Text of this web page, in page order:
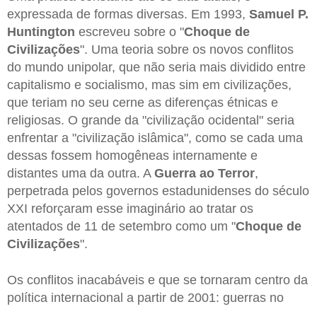
expressada de formas diversas. Em 1993, Samuel P.
Huntington escreveu sobre o "Choque de
Civilizações". Uma teoria sobre os novos conflitos
do mundo unipolar, que não seria mais dividido entre
capitalismo e socialismo, mas sim em civilizações,
que teriam no seu cerne as diferenças étnicas e
religiosas. O grande da "civilização ocidental" seria
enfrentar a "civilização islâmica", como se cada uma
dessas fossem homogêneas internamente e
distantes uma da outra. A Guerra ao Terror,
perpetrada pelos governos estadunidenses do século
XXI reforçaram esse imaginário ao tratar os
atentados de 11 de setembro como um "Choque de
Civilizações".
Os conflitos inacabáveis e que se tornaram centro da
política internacional a partir de 2001: guerras no